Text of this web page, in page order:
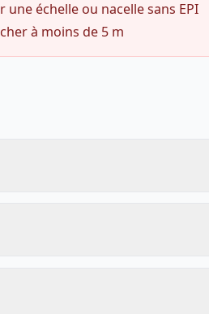
une échelle ou nacelle sans EPI
à moins de 5 m